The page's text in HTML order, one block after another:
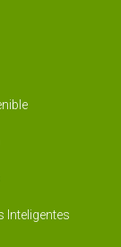
Inteligentes